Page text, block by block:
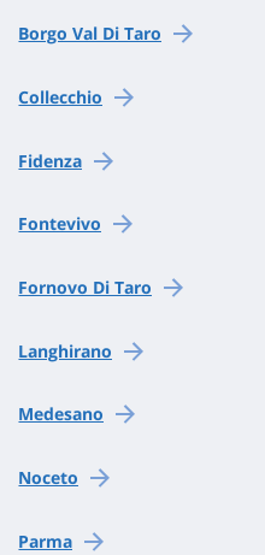
Borgo Val Di Taro
Collecchio
Fidenza
Fontevivo
Fornovo Di Taro
Langhirano
Medesano
Noceto
Parma